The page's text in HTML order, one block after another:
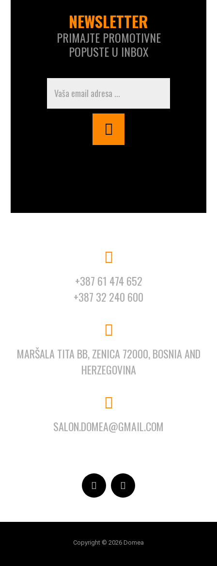
NEWSLETTER
PRIMAJTE PROMOTIVNE
POPUSTE U INBOX
+387 61 474 652
+387 32 240 600
MARŠALA TITA BB, ZENICA 72000, BOSNIA AND
HERZEGOVINA
SALON.DOMEA@GMAIL.COM
Copyright © 2026 Domea